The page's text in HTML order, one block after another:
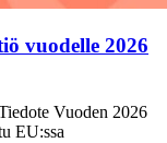
vuodelle 2026
Vuoden 2026
EU:ssa